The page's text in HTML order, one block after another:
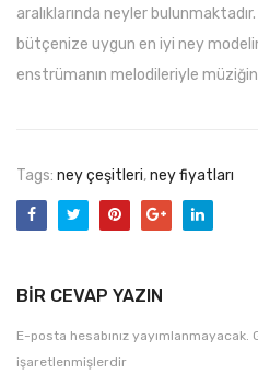
aralıklarında neyler
bütçenize uygun en iyi ney
enstrümanın melodileriyle
Tags: ney çeşitleri,ney fiyatları
BIR CEVAP YAZIN
E-posta hesabınız yayımlanmayacak.
işaretlenmişlerdir